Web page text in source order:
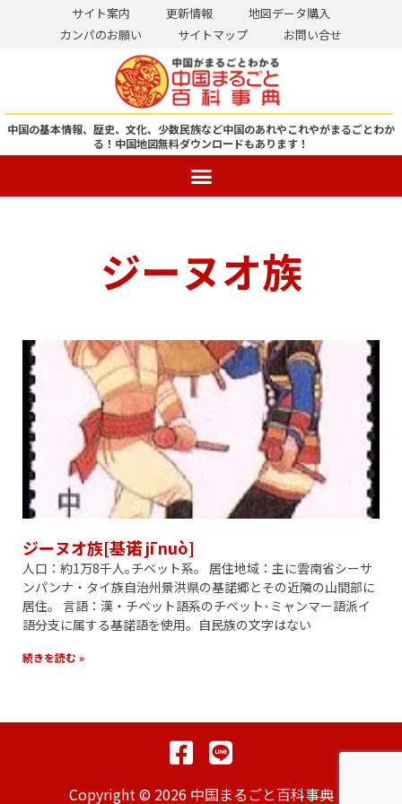
ン
ツ
ス
サイト案内 更新情報
地図データ購入
カンパのお願い
サイトマップ お問い合せ
中国の基本情報、歴史、文化、少数民族など中国のあれやこれやがまるごとわか
る！ 中国地図無料ダウンロードもあります！
ジーヌオ族
ジーヌオ族[基诺 jī nuò]
人口：約1万8千人｡チベット系。 居住地域：主に雲南省シーサ
ンパンナ・タイ族自治州景洪県の基諾郷とその近隣の山間部に
居住。 言語：漢・チベット語系のチベット･ミャンマー語派イ
語分支に属する基諾語を使用。自民族の文字はない
続きを読む »
Copyright © 2026 中国まるごと百科事典